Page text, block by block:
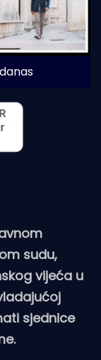
sudu,
vijeća u
sjednice